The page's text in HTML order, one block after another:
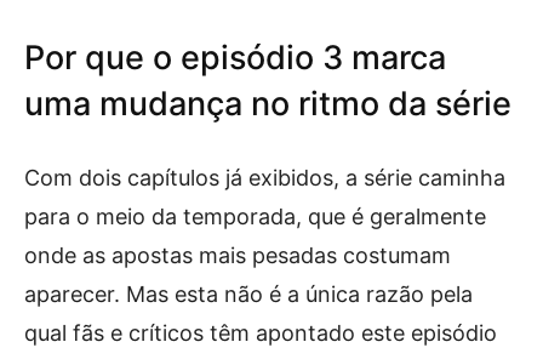
Por que o episódio 3 marca
uma mudança no ritmo da série
Com dois capítulos já exibidos, a série caminha
para o meio da temporada, que é geralmente
onde as apostas mais pesadas costumam
aparecer. Mas esta não é a única razão pela
qual fãs e críticos têm apontado este episódio